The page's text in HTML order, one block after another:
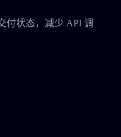
付状态，减少 API 调